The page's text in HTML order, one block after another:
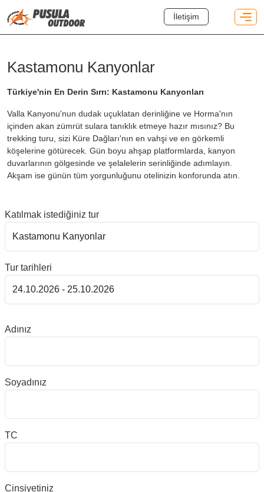
İletişim
Kastamonu Kanyonlar
Türkiye'nin En Derin Sırrı: Kastamonu Kanyonları
Valla Kanyonu'nun dudak uçuklatan derinliğine ve Horma'nın
içinden akan zümrüt sulara tanıklık etmeye hazır mısınız? Bu
trekking turu, sizi Küre Dağları'nın en vahşi ve en görkemli
köşelerine götürecek. Gün boyu ahşap platformlarda, kanyon
duvarlarının gölgesinde ve şelalelerin serinliğinde adımlayın.
Akşam ise günün tüm yorgunluğunu otelinizin konforunda atın.
Katılmak istediğiniz tur
Tur tarihleri
Adınız
Soyadınız
TC
Cinsiyetiniz